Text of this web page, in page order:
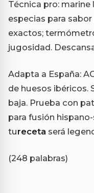
Técnica pro: marine
especias para sabor
exactos;
jugosidad.
Adapta a España:
de huesos ibéricos.
baja. Prueba con
para fusión
tureceta será
(248 palabras)